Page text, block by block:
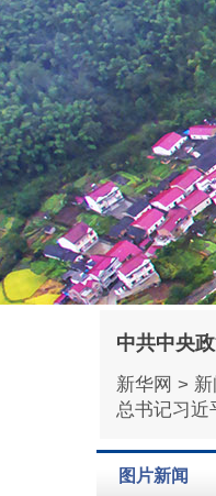
中共中央
新华网 >
总书记习近
图片新闻